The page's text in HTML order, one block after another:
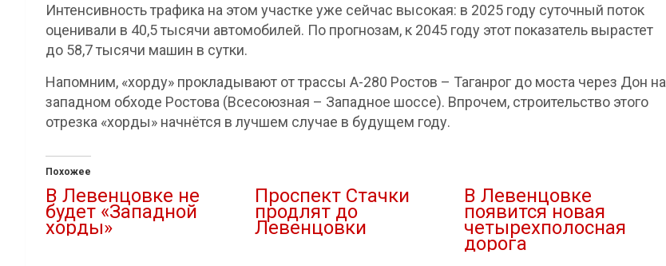
Интенсивность трафика на этом участке уже сейчас высокая: в 2025 году суточный поток
оценивали в 40,5 тысячи автомобилей. По прогнозам, к 2045 году этот показатель вырастет
до 58,7 тысячи машин в сутки.
Напомним, «хорду» прокладывают от трассы А-280 Ростов – Таганрог до моста через Дон на
западном обходе Ростова (Всесоюзная – Западное шоссе). Впрочем, строительство этого
отрезка «хорды» начнётся в лучшем случае в будущем году.
Похожее
В Левенцовке не
будет «Западной
хорды»
Проспект Стачки
продлят до
Левенцовки
В Левенцовке
появится новая
четырехполосная
дорога